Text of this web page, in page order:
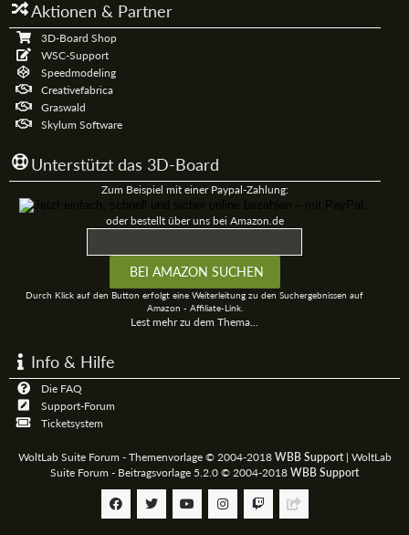
Aktionen & Partner
3D-Board Shop
WSC-Support
Speedmodeling
Creativefabrica
Graswald
Skylum Software
Unterstützt das 3D-Board
Zum Beispiel mit einer Paypal-Zahlung:
oder bestellt über uns bei Amazon.de
Durch Klick auf den Button erfolgt eine Weiterleitung zu den Suchergebnissen auf
Amazon - Affiliate-Link.
Lest mehr zu dem Thema...
Info & Hilfe
Die FAQ
Support-Forum
Ticketsystem
WoltLab Suite Forum - Themenvorlage © 2004-2018 WBB Support| WoltLab
Suite Forum - Beitragsvorlage 5.2.0 © 2004-2018 WBB Support